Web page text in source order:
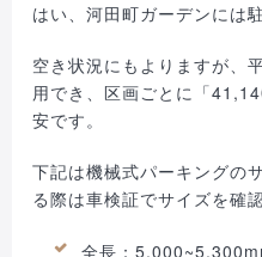
はい、河田町ガーデンには
空き状況にもよりますが、
用でき、区画ごとに「
安です。
下記は機械式パーキングの
る際は車検証でサイズを確
全長：